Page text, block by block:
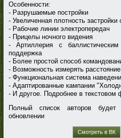
Особенности:
- Разрушаемые постройки
- Увеличенная плотность застройки
- Рабочие линии электропередач
- Прицелы ночного видения
- Артиллерия с
поддержка
- Более простой способ
- Возможность измерять
- Функциональная система
- Адаптированные кампании
- И другое. Подробнее в текстовом
Полный список авторов
обновлении
Смотреть в ВК